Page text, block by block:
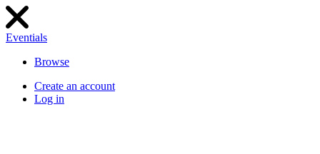
Eventials
Browse
Create an account
Log in